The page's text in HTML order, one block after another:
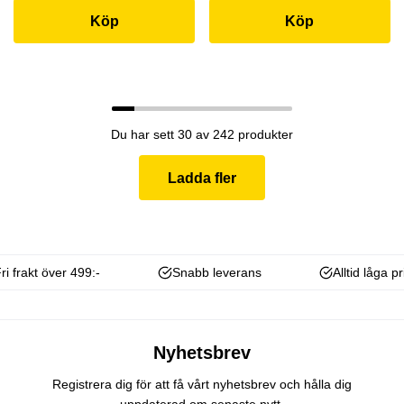
Köp Köp
Du har sett 30 av 242 produkter
Ladda fler
frakt över 499:- Snabb leverans Alltid låga
Nyhetsbrev
Registrera dig för att få vårt nyhetsbrev och hålla dig